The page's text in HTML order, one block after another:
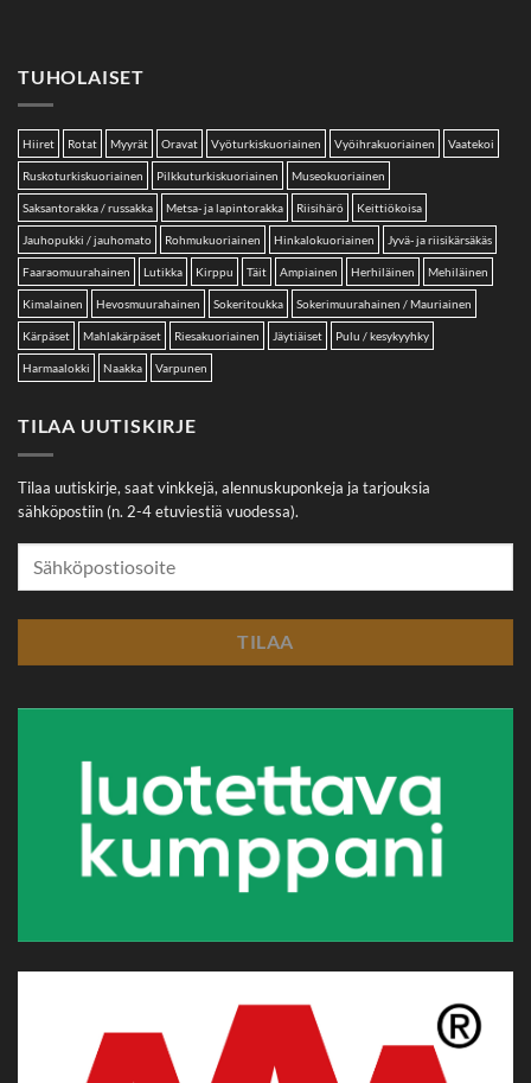
TUHOLAISET
Hiiret Rotat Myyrät Oravat Vyöturkiskuoriainen Vyöihrakuoriainen Vaatekoi
Ruskoturkiskuoriainen Pilkkuturkiskuoriainen Museokuoriainen
Saksantorakka / russakka Metsa- ja lapintorakka Riisihärö Keittiökoisa
Jauhopukki / jauhomato Rohmukuoriainen Hinkalokuoriainen Jyvä- ja riisikärsäkäs
Faaraomuurahainen Lutikka Kirppu Täit Ampiainen Herhiläinen Mehiläinen
Kimalainen Hevosmuurahainen Sokeritoukka Sokerimuurahainen / Mauriainen
Kärpäset Mahlakärpäset Riesakuoriainen Jäytiäiset Pulu / kesykyyhky
Harmaalokki Naakka Varpunen
TILAA UUTISKIRJE
Tilaa uutiskirje, saat vinkkejä, alennuskuponkeja ja tarjouksia
sähköpostiin (n. 2-4 etuviestiä vuodessa).